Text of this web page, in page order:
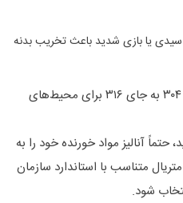
اسیدی یا بازی شدید باعث تخریب بدنه
انتخاب استیل ۳۰۴ به جای ۳۱۶ برای محیط‌های
حتماً آنالیز مواد خورنده خود را به
متناسب با استاندارد سازمان